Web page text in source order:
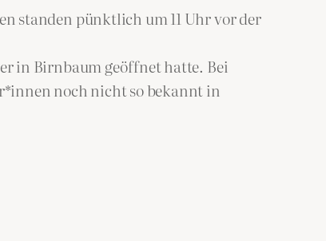
standen pünktlich um 11 Uhr vor der
in Birnbaum geöffnet hatte. Bei
noch nicht so bekannt in